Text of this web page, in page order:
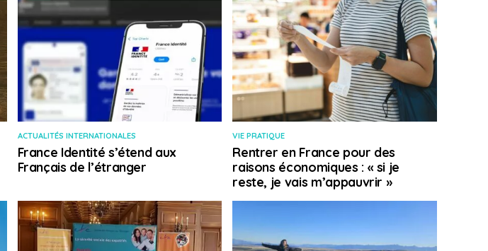
ACTUALITÉS INTERNATIONALES
France Identité s’étend aux
Français de l’étranger
VIE PRATIQUE
Rentrer en France pour des
raisons économiques : « si je
reste, je vais m’appauvrir »